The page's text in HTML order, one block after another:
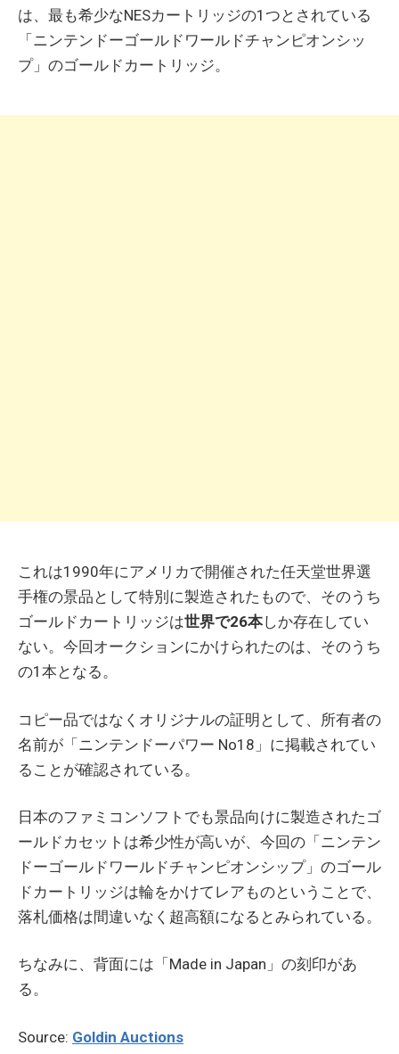
は、最も希少なNESカートリッジの1つとされている
「ニンテンドーゴールドワールドチャンピオンシッ
プ」のゴールドカートリッジ。
これは1990年にアメリカで開催された任天堂世界選
手権の景品として特別に製造されたもので、そのうち
ゴールドカートリッジは世界で26本しか存在してい
ない。今回オークションにかけられたのは、そのうち
の1本となる。
コピー品ではなくオリジナルの証明として、所有者の
名前が「ニンテンドーパワー No18」に掲載されてい
ることが確認されている。
日本のファミコンソフトでも景品向けに製造されたゴ
ールドカセットは希少性が高いが、今回の「ニンテン
ドーゴールドワールドチャンピオンシップ」のゴール
ドカートリッジは輪をかけてレアものということで、
落札価格は間違いなく超高額になるとみられている。
ちなみに、背面には「Made in Japan」の刻印があ
る。
Source: Goldin Auctions